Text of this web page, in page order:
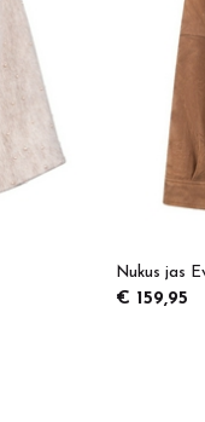
Nukus jas
€ 159,95